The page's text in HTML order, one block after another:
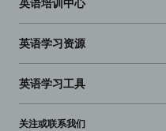
英语培训中心
英语学习资源
英语学习工具
关注或联系我们